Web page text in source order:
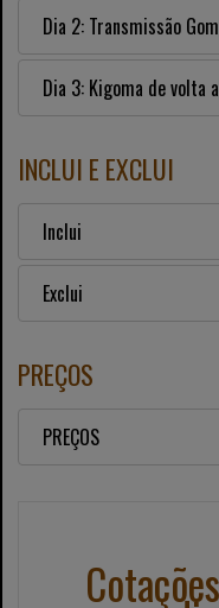
Dia 2: Transmissão
Dia 3: Kigoma de volta
INCLUI E EXCLUI
Inclui
Exclui
PREÇOS
PREÇOS